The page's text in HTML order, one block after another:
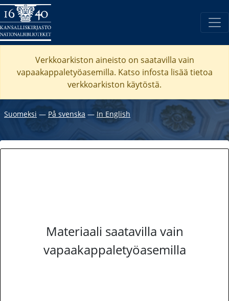
Verkkoarkiston aineisto on saatavilla vain
vapaakappaletyöasemilla. Katso infosta lisää tietoa
verkkoarkiston käytöstä.
Suomeksi ― På svenska ― In English
Materiaali saatavilla vain
vapaakappaletyöasemilla